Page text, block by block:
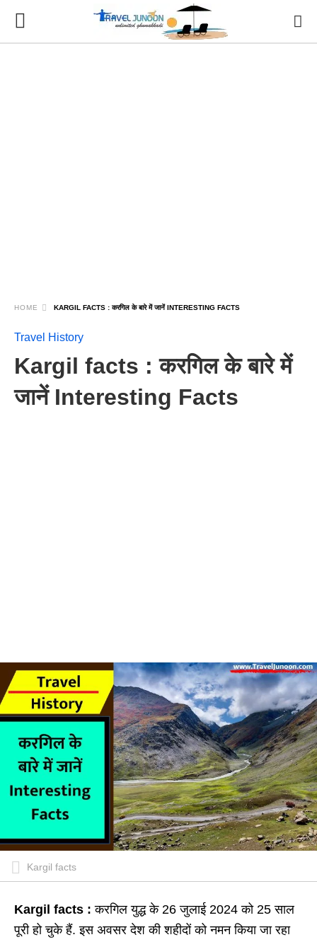
HOME KARGIL FACTS : करगिल के बारे में जानें INTERESTING FACTS
Travel History
Kargil facts : करगिल के बारे में
जानें Interesting Facts
Kargil facts
Kargil facts : करगिल युद्ध के 26 जुलाई 2024 को 25 साल
पूरी हो चुके हैं. इस अवसर देश की शहीदों को नमन किया जा रहा